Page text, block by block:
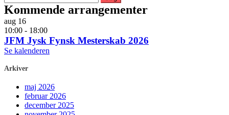
efter:
Kommende arrangementer
aug 16
10:00 - 18:00
JFM Jysk Fynsk Mesterskab 2026
Se kalenderen
Arkiver
maj 2026
februar 2026
december 2025